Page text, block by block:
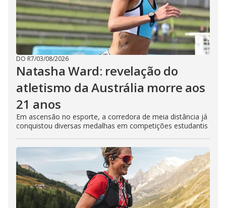
DO R7/03/08/2026
Natasha Ward: revelação do
atletismo da Austrália morre aos
21 anos
Em ascensão no esporte, a corredora de meia distância já
conquistou diversas medalhas em competições estudantis